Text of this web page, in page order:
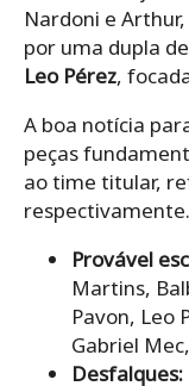
Nardoni e
por uma dupla
Leo Pérez,
A boa notícia
peças
ao time titular,
respectivamente.
Provável
Martins,
Pavon, Leo
Gabriel
Desfalques: